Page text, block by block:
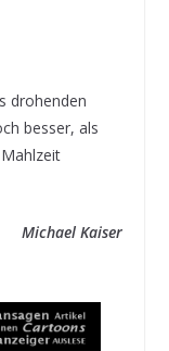
drohenden
besser, als
Michael Kaiser